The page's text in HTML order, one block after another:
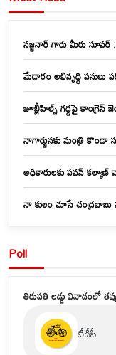
సజ్జనార్ గారు మీరు
మేడారం అభివృద్ధి పనులు
జూబ్లీహిల్స్‌ గడ్డపై
నాగార్జునకు మంత్రి కొండా
అధికారులకు పవన్ కల్యాణ్
నా కులం చూసే
Poll
తిరుపతి లడ్డు వివాదంలో
టీడీపీ